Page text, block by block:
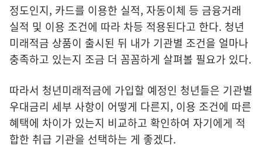
정도인지, 카드를 이용한 실적, 자동이체 등 금융거래
실적 및 이용 조건에 따라 차등 적용된다고 한다. 청년
미래적금 상품이 출시된 뒤 내가 기관별 조건을 얼마나
충족하고 있는지 조금 더 꼼꼼하게 살펴볼 필요가 있다.
따라서 청년미래적금에 가입할 예정인 청년들은 기관별
우대금리 세부 사항이 어떻게 다른지, 이용 조건에 따른
혜택에 차이가 있는지 비교하고 확인하여 자기에게 적
합한 취급 기관을 선택하는 게 좋겠다.